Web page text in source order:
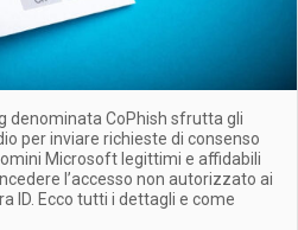
denominata CoPhish sfrutta gli
per inviare richieste di consenso
Microsoft legittimi e affidabili
l’accesso non autorizzato ai
ID. Ecco tutti i dettagli e come